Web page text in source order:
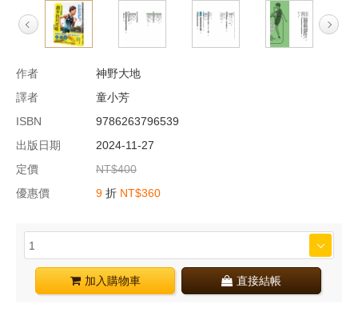
作者
神野大地
譯者
童小芳
ISBN
9786263796539
出版日期
2024-11-27
定價
NT$400
優惠價
9 折 NT$360
加入購物車 直接結帳